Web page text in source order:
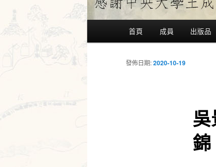
首頁 成員 出版品
錦
發佈日期:2020-10-19